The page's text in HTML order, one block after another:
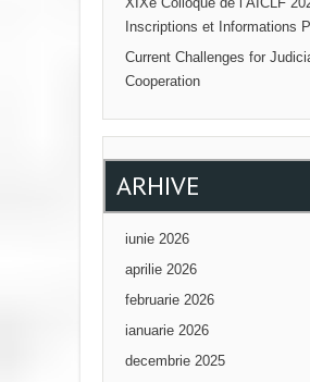
Inscriptions et Informations
Current Challenges for
Cooperation
ARHIVE
iunie 2026
aprilie 2026
februarie 2026
ianuarie 2026
decembrie 2025